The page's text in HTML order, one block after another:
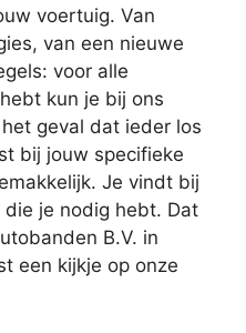
voertuig. Van
van een nieuwe
voor alle
kun je bij ons
geval dat ieder los
bij jouw specifieke
Je vindt bij
je nodig hebt. Dat
B.V. in
een kijkje op onze